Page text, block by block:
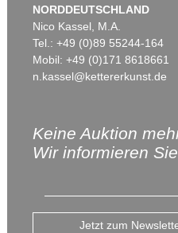
NORDDEUTSCHLAND
Nico Kassel, M.A.
Tel.: +49 (0)89 55244-164
Mobil: +49 (0)171 8618661
n.kassel@kettererkunst.de
Keine Auktion
Wir informieren
Jetzt zum